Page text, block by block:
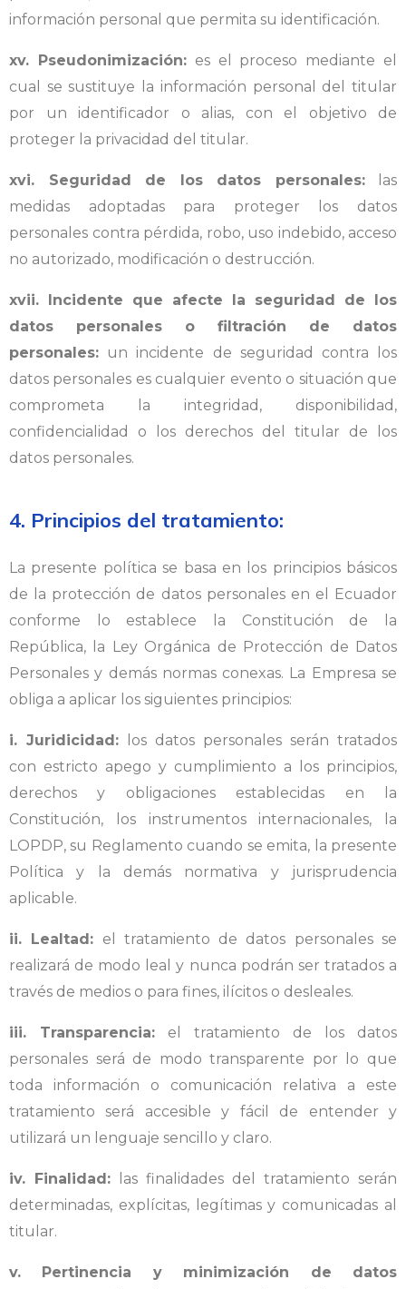
información personal que permita su identificación.
xv. Pseudonimización:es el proceso mediante el
cual se sustituye la información personal del titular
por un identificador o alias, con el objetivo de
proteger la privacidad del titular.
xvi. Seguridad de los datos personales:las
medidas adoptadas para proteger los datos
personales contra pérdida, robo, uso indebido, acceso
no autorizado, modificación o destrucción.
xvii. Incidente que afecte la seguridad de los
datos personales o filtración de datos
personales: un incidente de seguridad contra los
datos personales es cualquier evento o situación que
comprometa la integridad, disponibilidad,
confidencialidad o los derechos del titular de los
datos personales.
4. Principios del tratamiento:
La presente política se basa en los principios básicos
de la protección de datos personales en el Ecuador
conforme lo establece la Constitución de la
República, la Ley Orgánica de Protección de Datos
Personales y demás normas conexas. La Empresa se
obliga a aplicar los siguientes principios:
i. Juridicidad: los datos personales serán tratados
con estricto apego y cumplimiento a los principios,
derechos y obligaciones establecidas en la
Constitución, los instrumentos internacionales, la
LOPDP, su Reglamento cuando se emita, la presente
Política y la demás normativa y jurisprudencia
aplicable.
ii. Lealtad: el tratamiento de datos personales se
realizará de modo leal y nunca podrán ser tratados a
través de medios o para fines, ilícitos o desleales.
iii. Transparencia: el tratamiento de los datos
personales será de modo transparente por lo que
toda información o comunicación relativa a este
tratamiento será accesible y fácil de entender y
utilizará un lenguaje sencillo y claro.
iv. Finalidad: las finalidades del tratamiento serán
determinadas, explícitas, legítimas y comunicadas al
titular.
v. Pertinencia y minimización de datos